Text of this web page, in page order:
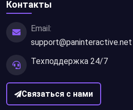
Контакты
Email:
support@paninteractive.net
Техподдержка 24/7
Связаться с нами